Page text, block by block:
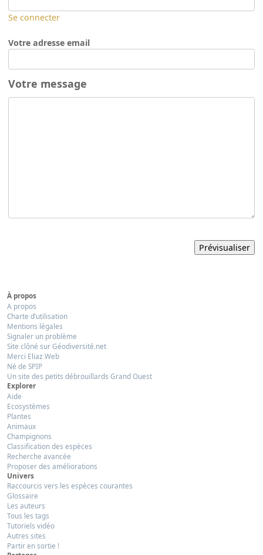
Se connecter
Votre adresse email
Votre message
À propos
A propos
Charte d’utilisation
Mentions légales
Signaler un problème
Site clôné sur Géodiversité.net
Merci Eliaz Web
Né de SPIP
Un site des petits débrouillards Grand Ouest
Explorer
Aide
Ecosystèmes
Plantes
Animaux
Champignons
Classification des espèces
Recherche avancée
Proposer des améliorations
Univers
Raccourcis vers les espèces courantes
Glossaire
Les auteurs
Tous les tags
Tutoriels vidéo
Autres sites
Partir en sortie !